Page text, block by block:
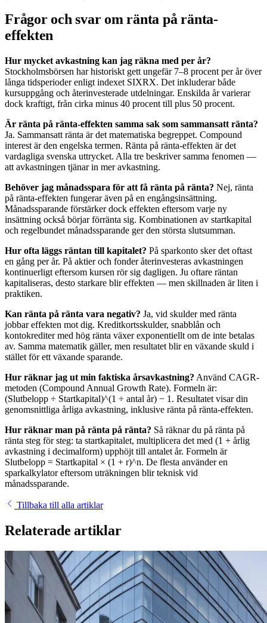
Frågor och svar om ränta på ränta-
effekten
Hur mycket avkastning kan jag räkna med per år?
Stockholmsbörsen har historiskt gett ungefär 7–8 procent per år över
långa tidsperioder enligt indexet SIXRX. Det inkluderar både
kursuppgång och återinvesterade utdelningar. Enskilda år varierar
dock kraftigt, från cirka minus 40 procent till plus 50 procent.
Är ränta på ränta-effekten samma sak som sammansatt ränta?
Ja. Sammansatt ränta är det matematiska begreppet. Compound
interest är den engelska termen. Ränta på ränta-effekten är det
vardagliga svenska uttrycket. Alla tre beskriver samma fenomen —
att avkastningen tjänar in mer avkastning.
Behöver jag månadsspara för att få ränta på ränta? Nej, ränta
på ränta-effekten fungerar även på en engångsinsättning.
Månadssparande förstärker dock effekten eftersom varje ny
insättning också börjar förränta sig. Kombinationen av startkapital
och regelbundet månadssparande ger den största slutsumman.
Hur ofta läggs räntan till kapitalet? På sparkonto sker det oftast
en gång per år. På aktier och fonder återinvesteras avkastningen
kontinuerligt eftersom kursen rör sig dagligen. Ju oftare räntan
kapitaliseras, desto starkare blir effekten — men skillnaden är liten i
praktiken.
Kan ränta på ränta vara negativ? Ja, vid skulder med ränta
jobbar effekten mot dig. Kreditkortsskulder, snabblån och
kontokrediter med hög ränta växer exponentiellt om de inte betalas
av. Samma matematik gäller, men resultatet blir en växande skuld i
stället för ett växande sparande.
Hur räknar jag ut min faktiska årsavkastning? Använd CAGR-
metoden (Compound Annual Growth Rate). Formeln är:
(Slutbelopp ÷ Startkapital)^(1 ÷ antal år) − 1. Resultatet visar din
genomsnittliga årliga avkastning, inklusive ränta på ränta-effekten.
Hur räknar man på ränta på ränta? Så räknar du på ränta på
ränta steg för steg: ta startkapitalet, multiplicera det med (1 + årlig
avkastning i decimalform) upphöjt till antalet år. Formeln är
Slutbelopp = Startkapital × (1 + r)^n. De flesta använder en
sparkalkylator eftersom uträkningen blir teknisk vid
månadssparande.
Tillbaka till alla artiklar
Relaterade artiklar